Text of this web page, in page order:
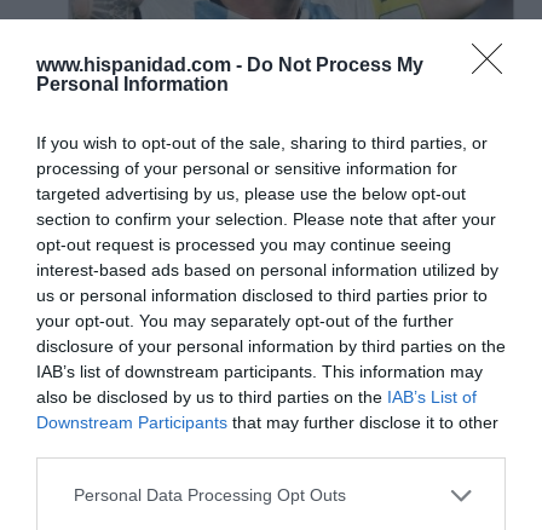
www.hispanidad.com - Do Not Process My
Personal Information
If you wish to opt-out of the sale, sharing to third parties, or
processing of your personal or sensitive information for
targeted advertising by us, please use the below opt-out
section to confirm your selection. Please note that after your
opt-out request is processed you may continue seeing
interest-based ads based on personal information utilized by
us or personal information disclosed to third parties prior to
your opt-out. You may separately opt-out of the further
disclosure of your personal information by third parties on the
IAB’s list of downstream participants. This information may
also be disclosed by us to third parties on the IAB’s List of
Downstream Participants that may further disclose it to other
Personal Data Processing Opt Outs